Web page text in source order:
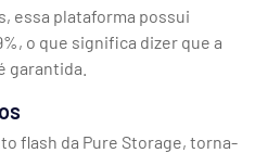
essa plataforma possui
o que significa dizer que a
garantida.
flash da Pure Storage, torna-